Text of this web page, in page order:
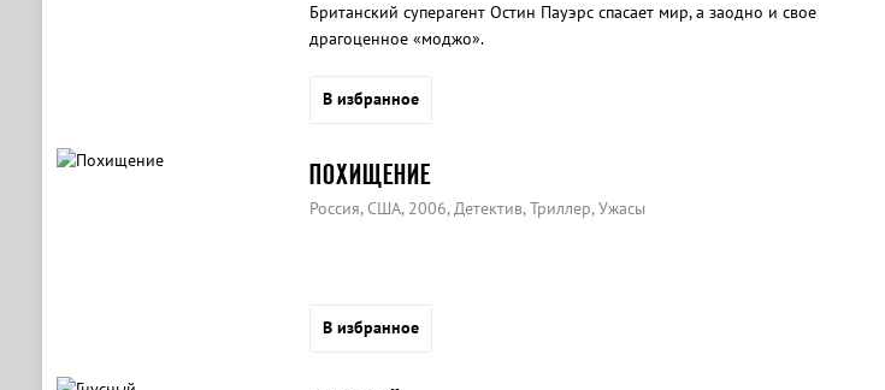
Британский суперагент Остин Пауэрс спасает мир, а заодно и свое
драгоценное «моджо».
В избранное
ПОХИЩЕНИЕ
Россия, США, 2006, Детектив, Триллер, Ужасы
В избранное